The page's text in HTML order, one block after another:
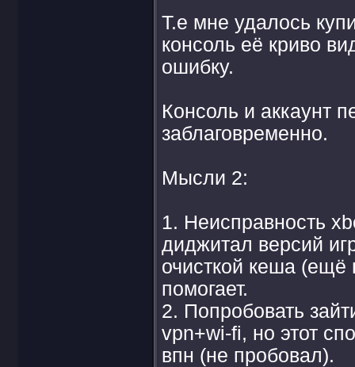
Т.е мне удалось
консоль её криво
ошибку.
Консоль и аккаунт
заблаговременно.
Мысли 2:
1. Неисправность
диджитал версий
очисткой кеша (ещё
помогает.
2. Попробовать
vpn+wi-fi, но этот
впн (не пробовал).